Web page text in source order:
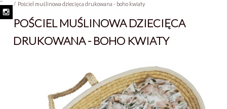
Pościel muślinowa dziecięca drukowana - boho kwiaty
POŚCIEL MUŚLINOWA DZIECIĘCA
DRUKOWANA - BOHO KWIATY